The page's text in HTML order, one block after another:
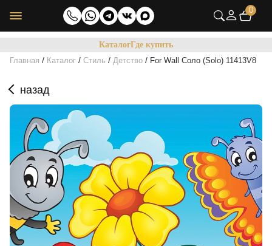
0
КаталогГде купить
Главная / Каталог / Стиль / Детство / For Wall Соло (Solo) 11413V8
назад